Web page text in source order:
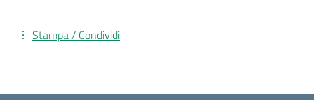
Stampa / Condividi